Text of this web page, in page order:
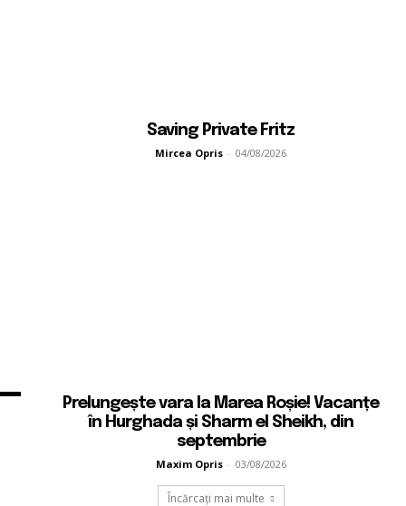
Saving Private Fritz
Mircea Opris - 04/08/2026
Prelungește vara la Marea Roșie! Vacanțe
în Hurghada și Sharm el Sheikh, din
septembrie
Maxim Opris - 03/08/2026
Încărcați mai multe